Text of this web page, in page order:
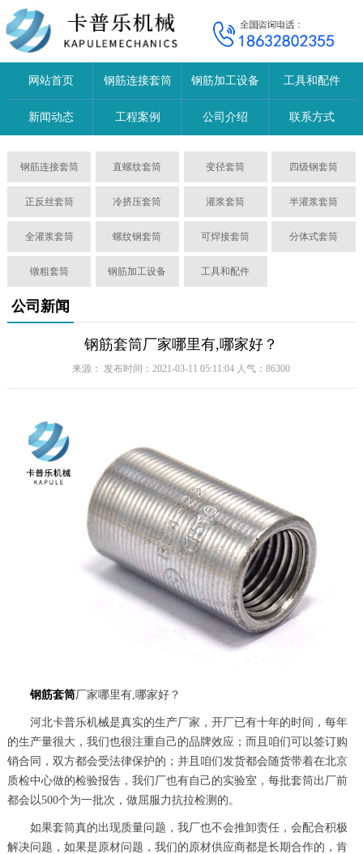
网站首页 钢筋连接套筒 钢筋加工设备 工具和配件
新闻动态 工程案例 公司介绍 联系方式
钢筋连接套筒 直螺纹套筒 变径套筒 四级钢套筒
正反丝套筒 冷挤压套筒 灌浆套筒 半灌浆套筒
全灌浆套筒 螺纹钢套筒 可焊接套筒 分体式套筒
镦粗套筒 钢筋加工设备 工具和配件
公司新闻
钢筋套筒厂家哪里有,哪家好？
来源： 发布时间：2021-03-11 05:11:04 人气：86300
钢筋套筒厂家哪里有,哪家好？
河北卡普乐机械是真实的生产厂家，开厂已有十年的时间，每年
的生产量很大，我们也很注重自己的品牌效应；而且咱们可以签订购
销合同，双方都会受法律保护的；并且咱们发货都会随货带着在北京
质检中心做的检验报告，我们厂也有自己的实验室，每批套筒出厂前
都会以500个为一批次，做屈服力抗拉检测的。
如果套筒真的出现质量问题，我厂也不会推卸责任，会配合积极
解决问题，如果是原材问题，我们的原材供应商都是长期合作的，肯